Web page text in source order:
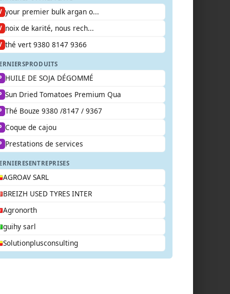
your premier bulk argan o...
noix de karité, nous rech...
thé vert 9380 8147 9366
PRODUITS
HUILE DE SOJA DÉGOMMÉ
Sun Dried Tomatoes Premium Qua
Thé Bouze 9380 /8147 / 9367
Coque de cajou
Prestations de services
ENTREPRISES
AGROAV SARL
BREIZH USED TYRES INTER
Agronorth
guihy sarl
Solutionplusconsulting